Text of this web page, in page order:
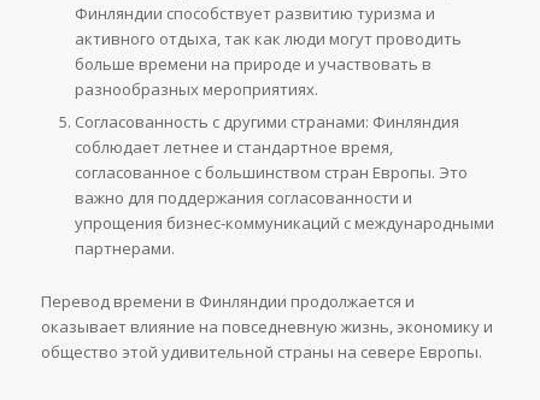
Финляндии способствует развитию туризма и
активного отдыха, так как люди могут проводить
больше времени на природе и участвовать в
разнообразных мероприятиях.
Согласованность с другими странами: Финляндия
соблюдает летнее и стандартное время,
согласованное с большинством стран Европы. Это
важно для поддержания согласованности и
упрощения бизнес-коммуникаций с международными
партнерами.
Перевод времени в Финляндии продолжается и
оказывает влияние на повседневную жизнь, экономику и
общество этой удивительной страны на севере Европы.